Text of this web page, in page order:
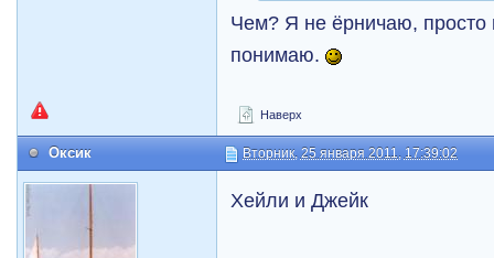
Чем? Я не ёрничаю, просто
понимаю.
Наверх
Оксик Вторник, 25 января 2011, 17:39:02
Хейли и Джейк